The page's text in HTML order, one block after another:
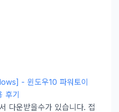
- 윈도우10 파워토이
기
다운받을수가 있습니다. 접